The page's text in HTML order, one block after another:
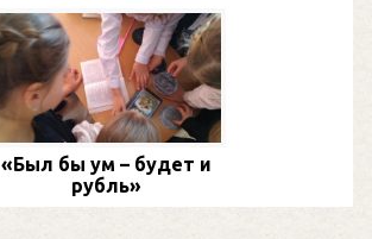
«Был бы ум – будет и
рубль»